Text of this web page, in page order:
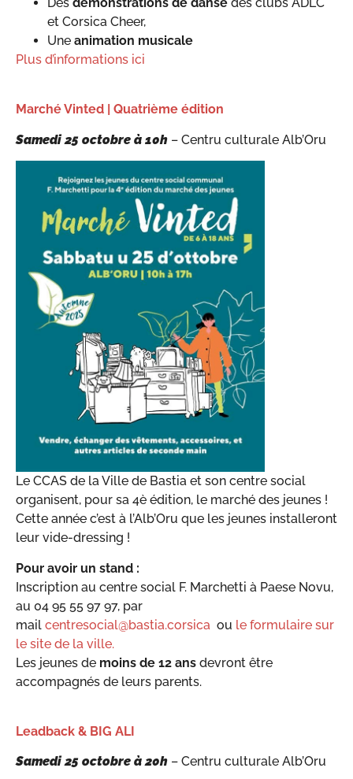
et Corsica Cheer,
Une animation musicale
Plus d’informations ici
Marché Vinted | Quatrième édition
Samedi 25 octobre à 10h – Centru culturale Alb’Oru
Le CCAS de la Ville de Bastia et son centre social
organisent, pour sa 4è édition, le marché des jeunes !
Cette année c’est à l’Alb’Oru que les jeunes installeront
leur vide-dressing !
Pour avoir un stand :
Inscription au centre social F. Marchetti à Paese Novu,
au 04 95 55 97 97, par
mail centresocial@bastia.corsica ou le formulaire sur
le site de la ville.
Les jeunes de moins de 12 ans devront être
accompagnés de leurs parents.
Leadback & BIG ALI
Samedi 25 octobre à20h – Centru culturale Alb’Oru